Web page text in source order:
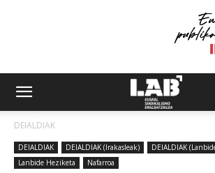
DEIALDIAK
DEIALDIAK DEIALDIAK (Irakasleak)
DEIALDIAK
Lanbide Heziketa
Nafarroa